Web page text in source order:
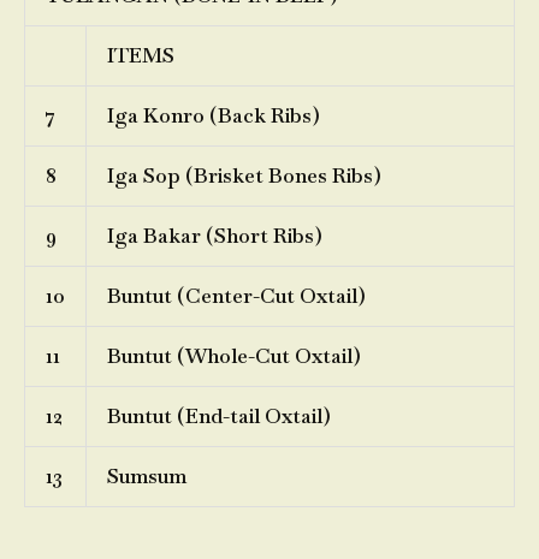
ITEMS
7 Iga Konro (Back Ribs)
8 Iga Sop (Brisket Bones Ribs)
9 Iga Bakar (Short Ribs)
10 Buntut (Center-Cut Oxtail)
11 Buntut (Whole-Cut Oxtail)
12 Buntut (End-tail Oxtail)
13 Sumsum